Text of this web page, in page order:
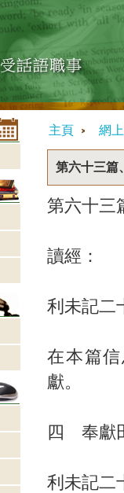
主頁 網
第六十三篇
第六十
讀經：
利未記二
在本篇
獻。
四 奉獻
利未記二